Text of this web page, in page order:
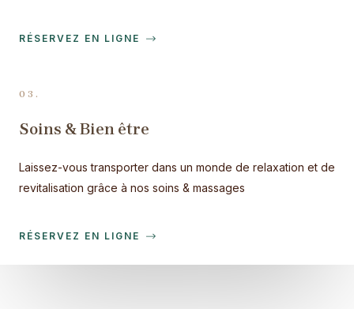
RÉSERVEZ EN LIGNE
03.
Soins & Bien être
Laissez-vous transporter dans un monde de relaxation et de
revitalisation grâce à nos soins & massages
RÉSERVEZ EN LIGNE